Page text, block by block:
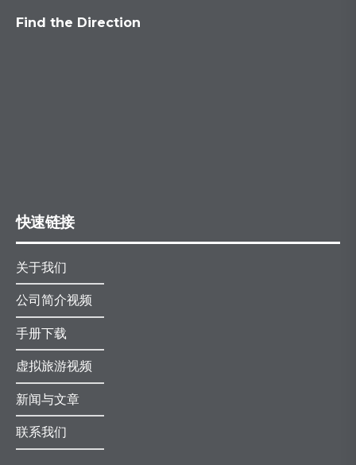
Find the Direction
快速链接
关于我们
公司简介视频
手册下载
虚拟旅游视频
新闻与文章
联系我们